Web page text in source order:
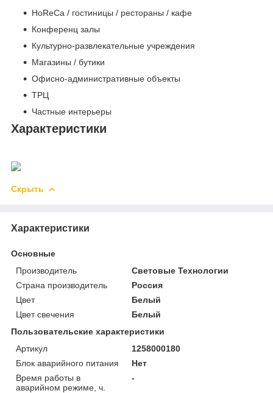
HoReCa / гостиницы / рестораны / кафе
Конференц залы
Культурно-развлекательные учреждения
Магазины / бутики
Офисно-административные объекты
ТРЦ
Частные интерьеры
Характеристики
Скрыть
Характеристики
Основные
Производитель
Световые Технологии
Страна производитель
Россия
Цвет
Белый
Цвет свечения
Белый
Пользовательские характеристики
Артикул
1258000180
Блок аварийного питания
Нет
Время работы в
аварийном режиме, ч.
-